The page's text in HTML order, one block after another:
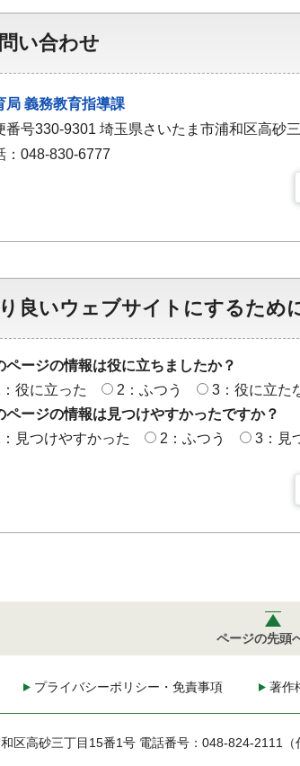
い合わせ
局 義務教育指導課
番号330-9301 埼玉県さいたま市浦和区高砂
：048-830-6777
良いウェブサイトにするため
ページの情報は役に立ちましたか？
役に立った
2：ふつう
3：役に立た
ページの情報は見つけやすかったですか？
見つけやすかった
2：ふつう 3：見
ページの先頭
プライバシーポリシー・免責事項 著作
区高砂三丁目15番1号 電話番号：048-824-2111（